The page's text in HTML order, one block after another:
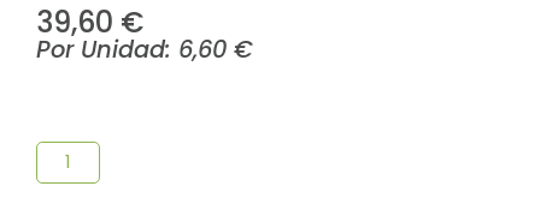
39,60 €
Por Unidad: 6,60 €
Corfu
Melamina